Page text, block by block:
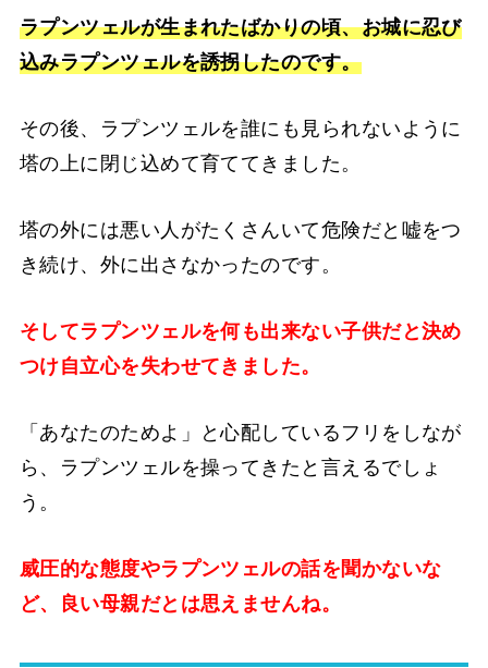
ラプンツェルが生まれたばかりの頃、お城に忍び
込みラプンツェルを誘拐したのです。
その後、ラプンツェルを誰にも見られないように
塔の上に閉じ込めて育ててきました。
塔の外には悪い人がたくさんいて危険だと嘘をつ
き続け、外に出さなかったのです。
そしてラプンツェルを何も出来ない子供だと決め
つけ自立心を失わせてきました。
「あなたのためよ」と心配しているフリをしなが
ら、ラプンツェルを操ってきたと言えるでしょ
う。
威圧的な態度やラプンツェルの話を聞かないな
ど、良い母親だとは思えませんね。